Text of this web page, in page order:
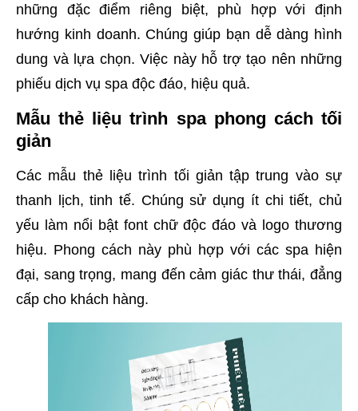
những đặc điểm riêng biệt, phù hợp với định
hướng kinh doanh. Chúng giúp bạn dễ dàng hình
dung và lựa chọn. Việc này hỗ trợ tạo nên những
phiếu dịch vụ spa độc đáo, hiệu quả.
Mẫu thẻ liệu trình spa phong cách tối
giản
Các mẫu thẻ liệu trình tối giản tập trung vào sự
thanh lịch, tinh tế. Chúng sử dụng ít chi tiết, chủ
yếu làm nổi bật font chữ độc đáo và logo thương
hiệu. Phong cách này phù hợp với các spa hiện
đại, sang trọng, mang đến cảm giác thư thái, đẳng
cấp cho khách hàng.